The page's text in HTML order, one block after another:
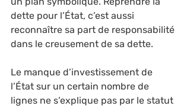
dette pour l’État, c’est aussi
reconnaître sa part de responsabilité
dans le creusement de sa dette.
Le manque d’investissement de
l’État sur un certain nombre de
lignes ne s’explique pas par le statut